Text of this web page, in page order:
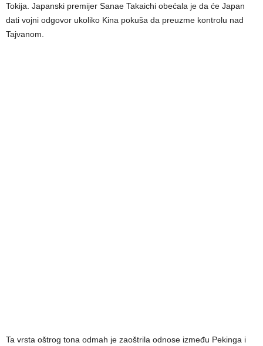
Tokija. Japanski premijer Sanae Takaichi obećala je da će Japan
dati vojni odgovor ukoliko Kina pokuša da preuzme kontrolu nad
Tajvanom.
Ta vrsta oštrog tona odmah je zaoštrila odnose između Pekinga i